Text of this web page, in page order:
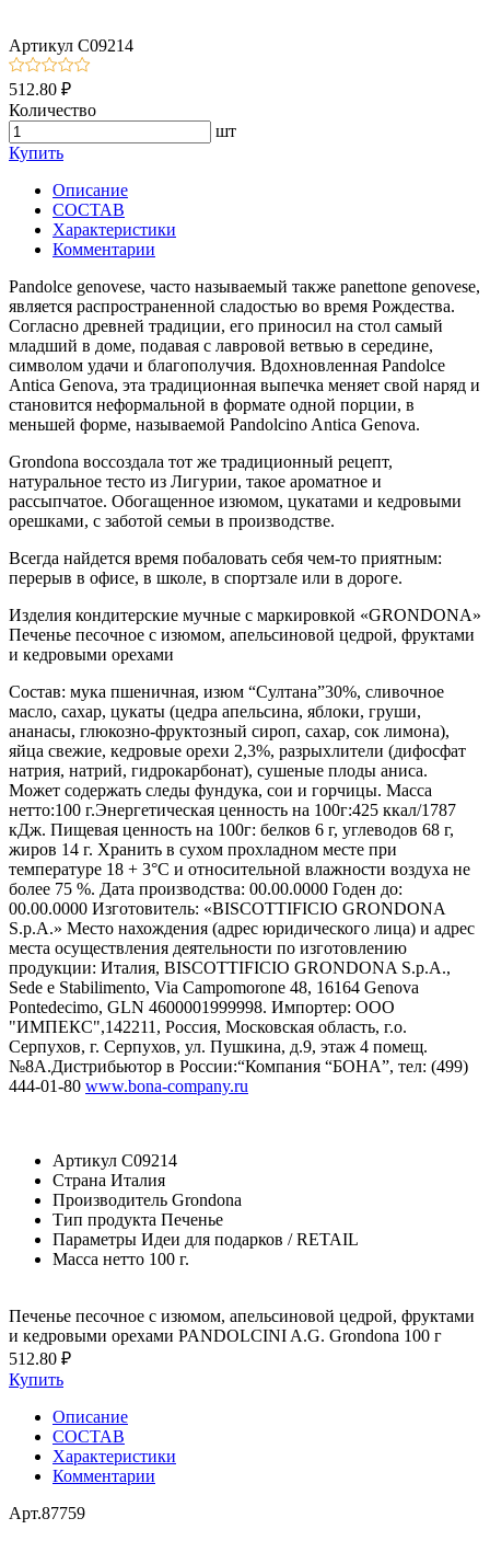
Артикул C09214
512.80 ₽
Количество
шт
Купить
Описание
СОСТАВ
Характеристики
Комментарии
Pandolce genovese, часто называемый также panettone genovese,
является распространенной сладостью во время Рождества.
Согласно древней традиции, его приносил на стол самый
младший в доме, подавая с лавровой ветвью в середине,
символом удачи и благополучия. Вдохновленная Pandolce
Antica Genova, эта традиционная выпечка меняет свой наряд и
становится неформальной в формате одной порции, в
меньшей форме, называемой Pandolcino Antica Genova.
Grondona воссоздала тот же традиционный рецепт,
натуральное тесто из Лигурии, такое ароматное и
рассыпчатое. Обогащенное изюмом, цукатами и кедровыми
орешками, с заботой семьи в производстве.
Всегда найдется время побаловать себя чем-то приятным:
перерыв в офисе, в школе, в спортзале или в дороге.
Изделия кондитерские мучные с маркировкой «GRONDONA»
Печенье песочное с изюмом, апельсиновой цедрой, фруктами
и кедровыми орехами
Состав: мука пшеничная, изюм “Султана”30%, сливочное
масло, сахар, цукаты (цедра апельсина, яблоки, груши,
ананасы, глюкозно-фруктозный сироп, сахар, сок лимона),
яйца свежие, кедровые орехи 2,3%, разрыхлители (дифосфат
натрия, натрий, гидрокарбонат), сушеные плоды аниса.
Может содержать следы фундука, сои и горчицы. Масса
нетто:100 г.Энергетическая ценность на 100г:425 ккал/1787
кДж. Пищевая ценность на 100г: белков 6 г, углеводов 68 г,
жиров 14 г. Хранить в сухом прохладном месте при
температуре 18 + 3°С и относительной влажности воздуха не
более 75 %. Дата производства: 00.00.0000 Годен до:
00.00.0000 Изготовитель: «BISCOTTIFICIO GRONDONA
S.p.A.» Место нахождения (адрес юридического лица) и адрес
места осуществления деятельности по изготовлению
продукции: Италия, BISCOTTIFICIO GRONDONA S.p.A.,
Sede e Stabilimento, Via Campomorone 48, 16164 Genova
Pontedecimo, GLN 4600001999998. Импортер: ООО
"ИМПЕКС",142211, Россия, Московская область, г.о.
Серпухов, г. Серпухов, ул. Пушкина, д.9, этаж 4 помещ.
№8А.Дистрибьютор в России:“Компания “БОНА”, тел: (499)
444-01-80 www.bona-company.ru
Артикул C09214
Страна Италия
Производитель Grondona
Тип продукта Печенье
Параметры Идеи для подарков / RETAIL
Масса нетто 100 г.
Печенье песочное с изюмом, апельсиновой цедрой, фруктами
и кедровыми орехами PANDOLCINI A.G. Grondona 100 г
512.80 ₽
Купить
Описание
СОСТАВ
Характеристики
Комментарии
Арт.87759